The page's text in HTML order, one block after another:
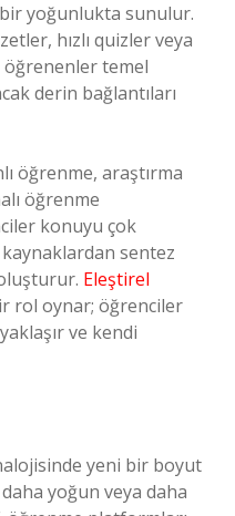
yoğunlukta sunulur.
hızlı quizler veya
öğrenenler temel
derin bağlantıları
öğrenme, araştırma
öğrenme
konuyu çok
sentez
Eleştirel
rol oynar; öğrenciler
ve kendi
yeni bir boyut
yoğun veya daha